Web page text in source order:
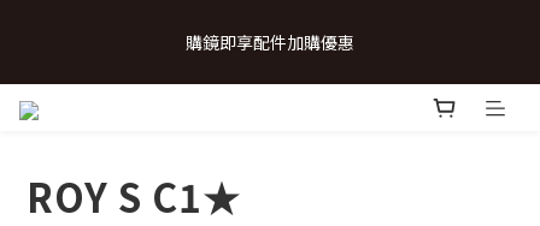
卡/情人卡(2選1)
購鏡即享配件加購優惠
💗致...特別的日子💗 | 全館任選 贈奶呼呼品牌明信片(乙張) *生日
ROY S C1★